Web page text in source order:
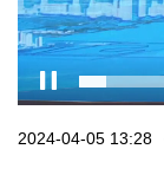
2024-04-05 13:28